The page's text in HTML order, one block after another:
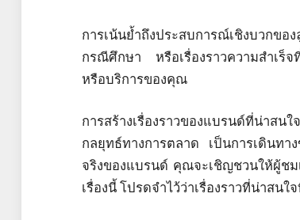
การเน้นย้ำถึงประสบการณ์เชิงบวกขอ
กรณีศึกษา หรือเรื่องราวความสำเร็
หรือบริการของคุณ
การสร้างเรื่องราวของแบรนด์ที่น่าสน
กลยุทธ์ทางการตลาด เป็นการเดินทา
จริงของแบรนด์ คุณจะเชิญชวนให้ผู้ช
เรื่องนี้ โปรดจำไว้ว่าเรื่องราวที่น่าส